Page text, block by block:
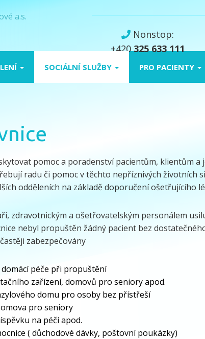
to
Nonstop:
+420 325 633 111
SOCIÁLNÍ SLUŽBY PRO PACIENTY
pomoc a poradenství pacientům, klientům
radu či pomoc v těchto nepříznivých životních
odděleních na základě doporučení ošetřujícího
zdravotnickým a ošetřovatelským personálem
nebyl propuštěn žádný pacient bez
zabezpečovány
péče při propuštění
zařízení, domovů pro seniory apod.
domu pro osoby bez přístřeší
pro seniory
na péči apod.
( důchodové dávky, poštovní poukázky)